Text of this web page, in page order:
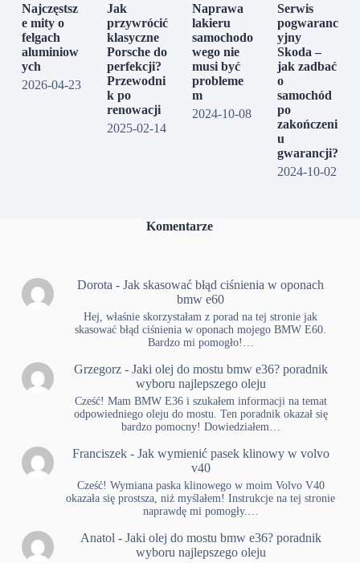
Najczęstsz
e mity o
felgach
aluminiow
ych
2026-04-23
Jak
przywrócić
klasyczne
Porsche do
perfekcji?
Przewodni
k po
renowacji
2025-02-14
Naprawa
lakieru
samochodo
wego nie
musi być
probleme
m
2024-10-08
Serwis
pogwaranc
yjny
Skoda –
jak zadbać
o
samochód
po
zakończeni
u
gwarancji?
2024-10-02
Komentarze
Dorota -Jak skasować błąd ciśnienia w oponach
bmw e60
Hej, właśnie skorzystałam z porad na tej stronie jak
skasować błąd ciśnienia w oponach mojego BMW E60.
Bardzo mi pomogło!…
Grzegorz- Jaki olej do mostu bmw e36? poradnik
wyboru najlepszego oleju
Cześć! Mam BMW E36 i szukałem informacji na temat
odpowiedniego oleju do mostu. Ten poradnik okazał się
bardzo pomocny! Dowiedziałem…
Franciszek- Jak wymienić pasek klinowy w volvo
v40
Cześć! Wymiana paska klinowego w moim Volvo V40
okazała się prostsza, niż myślałem! Instrukcje na tej stronie
naprawdę mi pomogły.…
Anatol - Jaki olej do mostu bmw e36? poradnik
wyboru najlepszego oleju